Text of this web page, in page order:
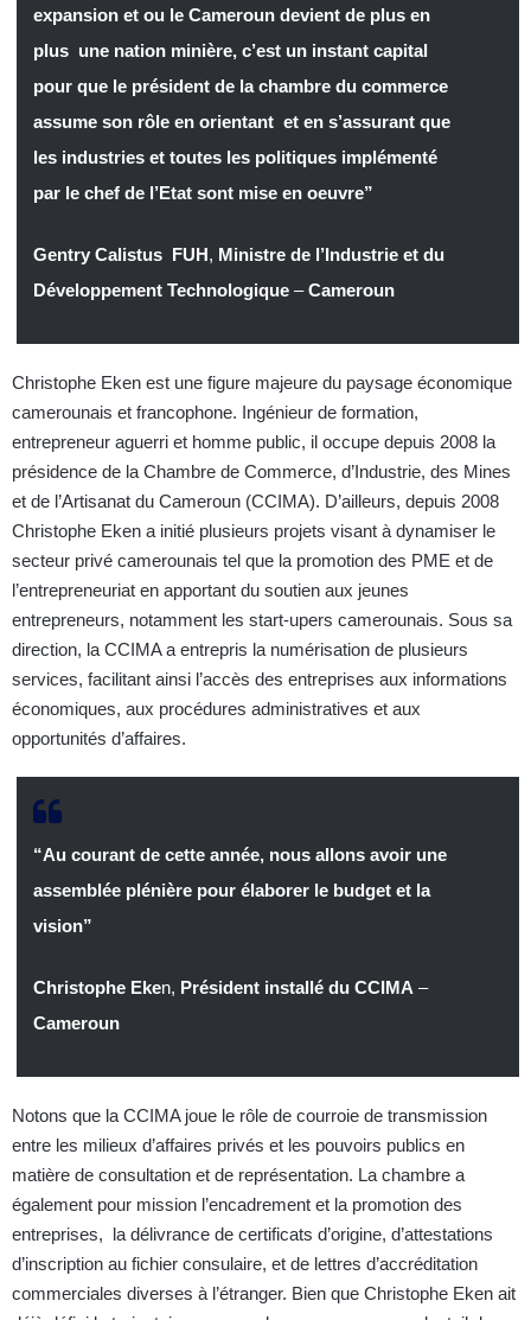
expansion et ou le Cameroun devient de plus en
plus une nation minière, c’est un instant capital
pour que le président de la chambre du commerce
assume son rôle en orientant et en s’assurant que
les industries et toutes les politiques implémenté
par le chef de l’Etat sont mise en oeuvre”
Gentry Calistus FUH, Ministre de l’Industrie et du
Développement Technologique–Cameroun
Christophe Eken est une figure majeure du paysage économique
camerounais et francophone. Ingénieur de formation,
entrepreneur aguerri et homme public, il occupe depuis 2008 la
présidence de la Chambre de Commerce, d’Industrie, des Mines
et de l’Artisanat du Cameroun (CCIMA). D’ailleurs, depuis 2008
Christophe Eken a initié plusieurs projets visant à dynamiser le
secteur privé camerounais tel que la promotion des PME et de
l’entrepreneuriat en apportant du soutien aux jeunes
entrepreneurs, notamment les start-upers camerounais. Sous sa
direction, la CCIMA a entrepris la numérisation de plusieurs
services, facilitant ainsi l’accès des entreprises aux informations
économiques, aux procédures administratives et aux
opportunités d’affaires.
“Au courant de cette année, nous allons avoir une
assemblée plénière pour élaborer le budget et la
vision”
Christophe Eken, Président installé du CCIMA –
Cameroun
Notons que la CCIMA joue le rôle de courroie de transmission
entre les milieux d’affaires privés et les pouvoirs publics en
matière de consultation et de représentation. La chambre a
également pour mission l’encadrement et la promotion des
entreprises, la délivrance de certificats d’origine, d’attestations
d’inscription au fichier consulaire, et de lettres d’accréditation
commerciales diverses à l’étranger. Bien que Christophe Eken ait